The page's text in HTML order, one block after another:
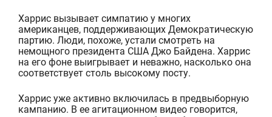
Харрис вызывает симпатию у многих
американцев, поддерживающих Демократическую
партию. Люди, похоже, устали смотреть на
немощного президента США Джо Байдена. Харрис
на его фоне выигрывает и неважно, насколько она
соответствует столь высокому посту.
Харрис уже активно включилась в предвыборную
кампанию. В ее агитационном видео говорится,